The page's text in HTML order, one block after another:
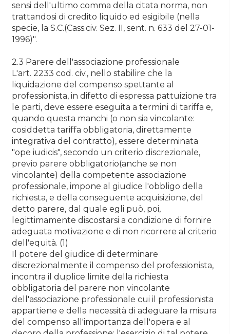
sensi dell'ultimo comma della citata norma, non
trattandosi di credito liquido ed esigibile (nella
specie, la S.C.(Cass.civ. Sez. II, sent. n. 633 del 27-01-
1996)".
2.3 Parere dell'associazione professionale
L'art. 2233 cod. civ., nello stabilire che la
liquidazione del compenso spettante al
professionista, in difetto di espressa pattuizione tra
le parti, deve essere eseguita a termini di tariffa e,
quando questa manchi (o non sia vincolante:
cosiddetta tariffa obbligatoria, direttamente
integrativa del contratto), essere determinata
"ope iudicis", secondo un criterio discrezionale,
previo parere obbligatorio(anche se non
vincolante) della competente associazione
professionale, impone al giudice l'obbligo della
richiesta, e della conseguente acquisizione, del
detto parere, dal quale egli può, poi,
legittimamente discostarsi a condizione di fornire
adeguata motivazione e di non ricorrere al criterio
dell'equità. (1)
Il potere del giudice di determinare
discrezionalmente il compenso del professionista,
incontra il duplice limite della richiesta
obbligatoria del parere non vincolante
dell'associazione professionale cui il professionista
appartiene e della necessità di adeguare la misura
del compenso all'importanza dell'opera e al